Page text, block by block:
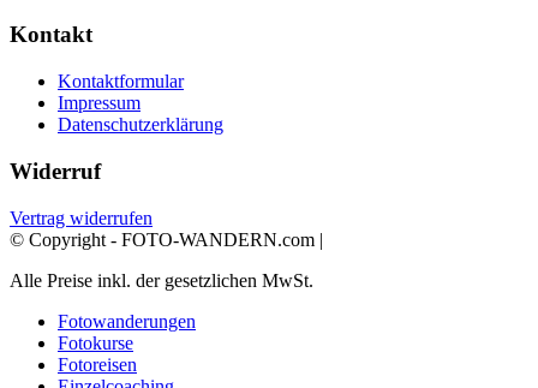
Kontakt
Kontaktformular
Impressum
Datenschutzerklärung
Widerruf
Vertrag widerrufen
© Copyright - FOTO-WANDERN.com |
Alle Preise inkl. der gesetzlichen MwSt.
Fotowanderungen
Fotokurse
Fotoreisen